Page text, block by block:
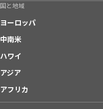
国と地域
ヨーロッパ
中南米
ハワイ
アジア
アフリカ